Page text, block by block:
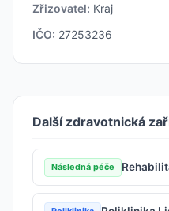
Zřizovatel: Kraj
IČO: 27253236
Další zdravotnická
Následná péče